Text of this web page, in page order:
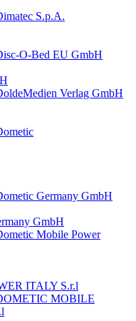
S.p.A.
O-Bed EU GmbH
Verlag GmbH
Germany GmbH
GmbH
Mobile Power
ITALY S.r.l
MOBILE